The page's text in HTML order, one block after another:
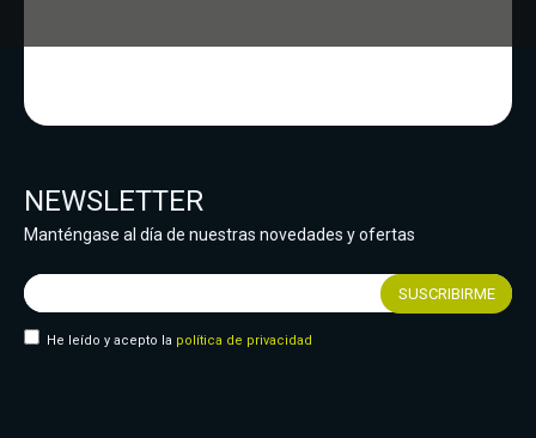
NEWSLETTER
Manténgase al día de nuestras novedades y ofertas
He leído y acepto la política de privacidad